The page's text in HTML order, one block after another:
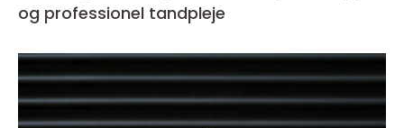
og professionel tandpleje